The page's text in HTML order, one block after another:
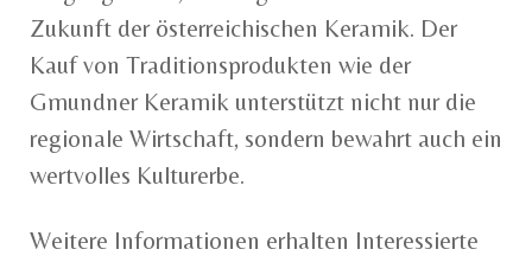
Zukunft der österreichischen Keramik. Der
Kauf von Traditionsprodukten wie der
Gmundner Keramik unterstützt nicht nur die
regionale Wirtschaft, sondern bewahrt auch ein
wertvolles Kulturerbe.
Weitere Informationen erhalten Interessierte